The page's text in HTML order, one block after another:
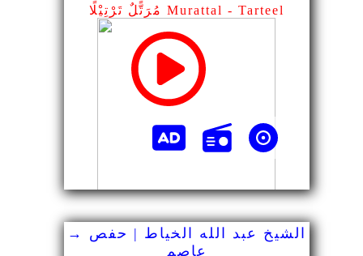
مُرَتًّلٌ تَرْتِيْلًا Murattal - Tarteel
الشيخ عبد الله الخياط | حفص →
عاصم